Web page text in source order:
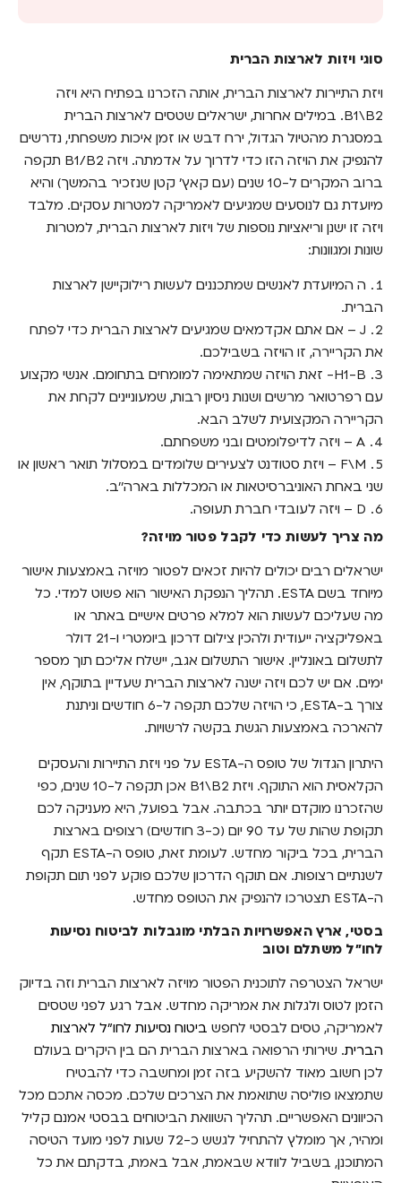
מה צריך לעשות כדי לקבל פטור מויזה?
בסטי, ארץ האפשרויות הבלתי מוגבלות לביטוח
נסיעות לחו"ל משתלם וטוב
סוגי ויזות לארצות הברית
ויזת התיירות לארצות הברית, אותה הזכרנו בפתיח היא ויזה
B1\B2. במילים אחרות, ישראלים שטסים לארצות הברית
במסגרת מהטיול הגדול, ירח דבש או זמן איכות משפחתי, נדרשים
להנפיק את הויזה הזו כדי לדרוך על אדמתה. ויזה B1/B2 תקפה
ברוב המקרים ל-10 שנים (עם קאץ' קטן שנזכיר בהמשך) והיא
מיועדת גם לנוסעים שמגיעים לאמריקה למטרות עסקים. מלבד
ויזה זו ישנן וריאציות נוספות של ויזות לארצות הברית, למטרות
שונות ומגוונות:
ה המיועדת לאנשים שמתכננים לעשות רילוקיישן לארצות
הברית.
J – אם אתם אקדמאים שמגיעים לארצות הברית כדי לפתח
את הקריירה, זו הויזה בשבילכם.
H1-B- זאת הויזה שמתאימה למומחים בתחומם. אנשי מקצוע
עם רפרטואר מרשים ושנות ניסיון רבות, שמעוניינים לקחת את
הקריירה המקצועית לשלב הבא.
A – ויזה לדיפלומטים ובני משפחתם.
F\M – ויזת סטודנט לצעירים שלומדים במסלול תואר ראשון או
שני באחת האוניברסיטאות או המכללות בארה’’ב.
D – ויזה לעובדי חברת תעופה.
מה צריך לעשות כדי לקבל פטור מויזה?
ישראלים רבים יכולים להיות זכאים לפטור מויזה באמצעות אישור
מיוחד בשם ESTA. תהליך הנפקת האישור הוא פשוט למדי. כל
מה שעליכם לעשות הוא למלא פרטים אישיים באתר או
באפליקציה ייעודית ולהכין צילום דרכון ביומטרי ו-21 דולר
לתשלום באונליין. אישור התשלום אגב, יישלח אליכם תוך מספר
ימים. אם יש לכם ויזה ישנה לארצות הברית שעדיין בתוקף, אין
צורך ב-ESTA, כי הויזה שלכם תקפה ל-6 חודשים וניתנת
להארכה באמצעות הגשת בקשה לרשויות.
היתרון הגדול של טופס ה-ESTA על פני ויזת התיירות והעסקים
הקלאסית הוא התוקף. ויזת B1\B2 אכן תקפה ל-10 שנים, כפי
שהזכרנו מוקדם יותר בכתבה. אבל בפועל, היא מעניקה לכם
תקופת שהות של עד 90 יום (כ-3 חודשים) רצופים בארצות
הברית, בכל ביקור מחדש. לעומת זאת, טופס ה-ESTA תקף
לשנתיים רצופות. אם תוקף הדרכון שלכם פוקע לפני תום תקופת
ה-ESTA תצטרכו להנפיק את הטופס מחדש.
בסטי, ארץ האפשרויות הבלתי מוגבלות לביטוח נסיעות
לחו"ל משתלם וטוב
ישראל הצטרפה לתוכנית הפטור מויזה לארצות הברית וזה בדיוק
הזמן לטוס ולגלות את אמריקה מחדש. אבל רגע לפני שטסים
לאמריקה, טסים לבסטי לחפש ביטוח נסיעות לחו"ל לארצות
הברית. שירותי הרפואה בארצות הברית הם בין היקרים בעולם
לכן חשוב מאוד להשקיע בזה זמן ומחשבה כדי להבטיח
שתמצאו פוליסה שתואמת את הצרכים שלכם. מכסה אתכם מכל
הכיוונים האפשריים. תהליך השוואת הביטוחים בבסטי אמנם קליל
ומהיר, אך מומלץ להתחיל לגשש כ-72 שעות לפני מועד הטיסה
המתוכנן, בשביל לוודא שבאמת, אבל באמת, בדקתם את כל